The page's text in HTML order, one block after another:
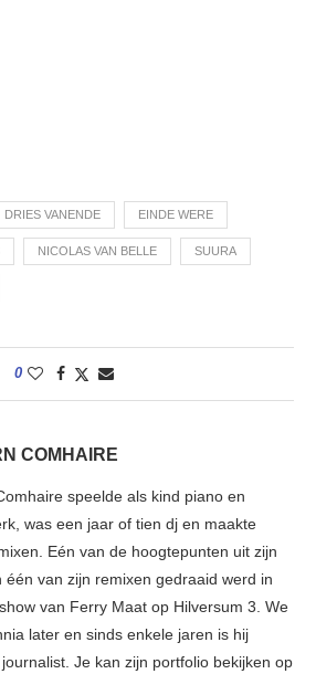
DRIES VANENDE EINDE WERE
NICOLAS VAN BELLE SUURA
0
COMHAIRE
speelde als kind piano en
was een jaar of tien dj en maakte
Eén van de hoogtepunten uit zijn
één van zijn remixen gedraaid werd in
van Ferry Maat op Hilversum 3. We
later en sinds enkele jaren is hij
Je kan zijn portfolio bekijken op